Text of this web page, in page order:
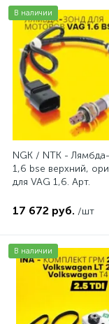
В наличии
NGK / NTK -
1,6 bse верхний,
для VAG 1,6. Арт.
17 672 руб. /шт
В наличии